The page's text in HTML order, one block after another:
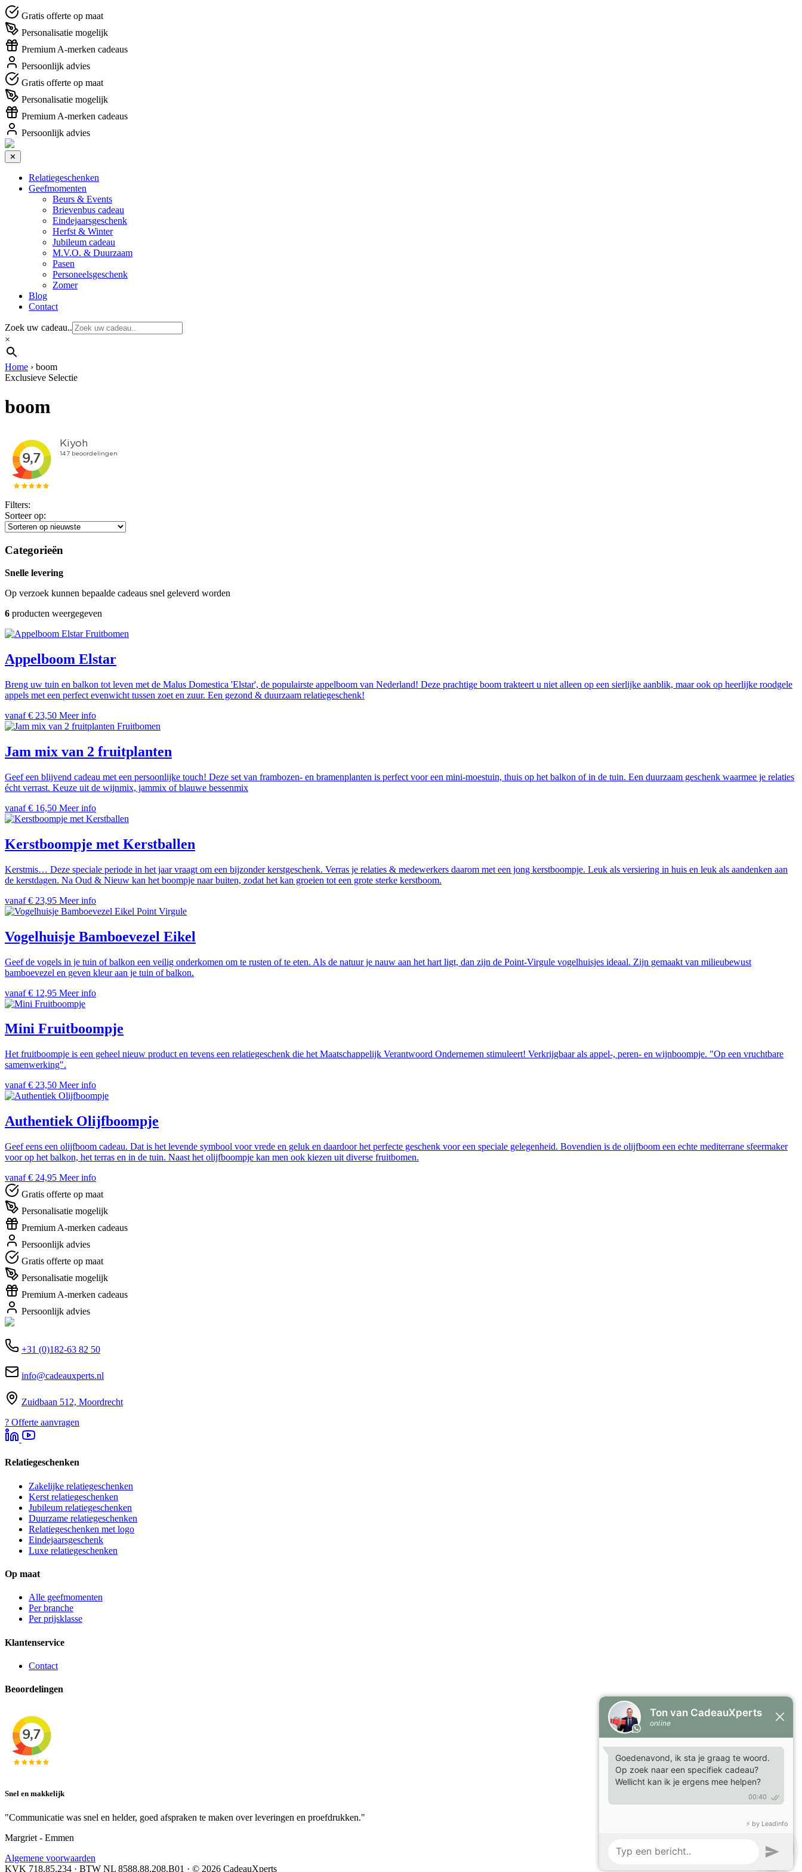
Gratis offerte op maat
Personalisatie mogelijk
Premium A-merken cadeaus
Persoonlijk advies
Gratis offerte op maat
Personalisatie mogelijk
Premium A-merken cadeaus
Persoonlijk advies
✕
Relatiegeschenken
Geefmomenten
Beurs & Events
Brievenbus cadeau
Eindejaarsgeschenk
Herfst & Winter
Jubileum cadeau
M.V.O. & Duurzaam
Pasen
Personeelsgeschenk
Zomer
Blog
Contact
Zoek uw cadeau..
×
Home › boom
Exclusieve Selectie
boom
Filters:
Sorteer op:
Categorieën
Snelle levering
Op verzoek kunnen bepaalde cadeaus snel geleverd worden
6 producten weergegeven
Fruitbomen
Appelboom Elstar
Breng uw tuin en balkon tot leven met de Malus Domestica 'Elstar', de populairste appelboom van Nederland! Deze prachtige boom trakteert u niet alleen op een sierlijke aanblik, maar ook op heerlijke roodgele
appels met een perfect evenwicht tussen zoet en zuur. Een gezond & duurzaam relatiegeschenk!
vanaf € 23,50 Meer info
Fruitbomen
Jam mix van 2 fruitplanten
Geef een blijvend cadeau met een persoonlijke touch! Deze set van frambozen- en bramenplanten is perfect voor een mini-moestuin, thuis op het balkon of in de tuin. Een duurzaam geschenk waarmee je relaties
écht verrast. Keuze uit de wijnmix, jammix of blauwe bessenmix
vanaf € 16,50 Meer info
Kerstboompje met Kerstballen
Kerstmis… Deze speciale periode in het jaar vraagt om een bijzonder kerstgeschenk. Verras je relaties & medewerkers daarom met een jong kerstboompje. Leuk als versiering in huis en leuk als aandenken aan
de kerstdagen. Na Oud & Nieuw kan het boompje naar buiten, zodat het kan groeien tot een grote sterke kerstboom.
vanaf € 23,95 Meer info
Point Virgule
Vogelhuisje Bamboevezel Eikel
Geef de vogels in je tuin of balkon een veilig onderkomen om te rusten of te eten. Als de natuur je nauw aan het hart ligt, dan zijn de Point-Virgule vogelhuisjes ideaal. Zijn gemaakt van milieubewust
bamboevezel en geven kleur aan je tuin of balkon.
vanaf € 12,95 Meer info
Mini Fruitboompje
Het fruitboompje is een geheel nieuw product en tevens een relatiegeschenk die het Maatschappelijk Verantwoord Ondernemen stimuleert! Verkrijgbaar als appel-, peren- en wijnboompje. "Op een vruchtbare
samenwerking".
vanaf € 23,50 Meer info
Authentiek Olijfboompje
Geef eens een olijfboom cadeau. Dat is het levende symbool voor vrede en geluk en daardoor het perfecte geschenk voor een speciale gelegenheid. Bovendien is de olijfboom een echte mediterrane sfeermaker
voor op het balkon, het terras en in de tuin. Naast het olijfboompje kan men ook kiezen uit diverse fruitbomen.
vanaf € 24,95 Meer info
Gratis offerte op maat
Personalisatie mogelijk
Premium A-merken cadeaus
Persoonlijk advies
Gratis offerte op maat
Personalisatie mogelijk
Premium A-merken cadeaus
Persoonlijk advies
+31 (0)182-63 82 50
info@cadeauxperts.nl
Zuidbaan 512, Moordrecht
? Offerte aanvragen
Relatiegeschenken
Zakelijke relatiegeschenken
Kerst relatiegeschenken
Jubileum relatiegeschenken
Duurzame relatiegeschenken
Relatiegeschenken met logo
Eindejaarsgeschenk
Luxe relatiegeschenken
Op maat
Alle geefmomenten
Per branche
Per prijsklasse
Klantenservice
Contact
Beoordelingen
Snel en makkelijk
"Communicatie was snel en helder, goed afspraken te maken over leveringen en proefdrukken."
Margriet - Emmen
Algemene voorwaarden
KVK 718.85.234 · BTW NL 8588.88.208.B01 · © 2026 CadeauXperts